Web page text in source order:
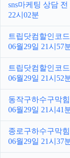
sns마케팅 상담
22시02분
트립닷컴할인코
06월29일 21시57
트립닷컴할인코
06월29일 21시52
동작구하수구막
06월29일 21시41
종로구하수구막
06월29일 21시37